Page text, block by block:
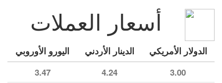
أسعار العملات
الدولار الأمريكي الدينار الأردني اليورو الأوروبي
3.00
4.24
3.47